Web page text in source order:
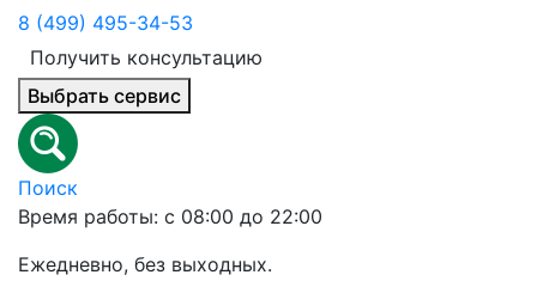
8 (499) 495-34-53
Получить консультацию
Выбрать сервис
Поиск
Время работы: с 08:00 до 22:00
Ежедневно, без выходных.